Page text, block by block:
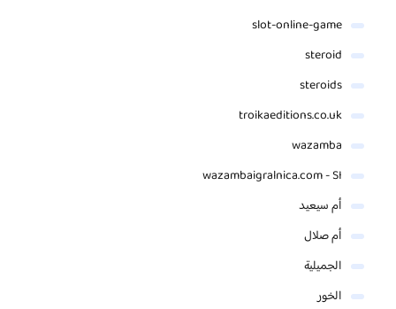
slot-online-game
steroid
steroids
troikaeditions.co.uk
wazamba
wazambaigralnica.com - SI
أم سيعيد
أم صلال
الجميلية
الخور